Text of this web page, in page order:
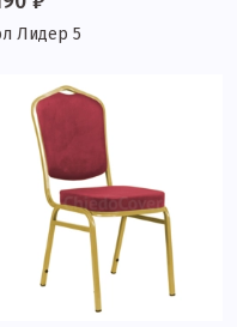
Лидер 5